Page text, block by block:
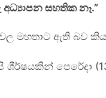
සහතික නෑ.”
මහතාට ඇති බව
පෙරේදා